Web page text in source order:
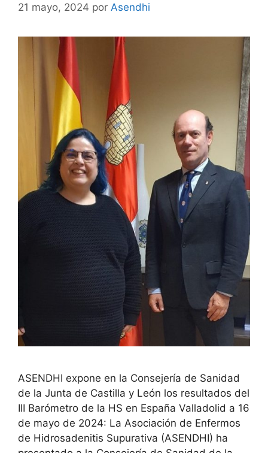
21 mayo, 2024 por Asendhi
ASENDHI expone en la Consejería de Sanidad
de la Junta de Castilla y León los resultados del
III Barómetro de la HS en España Valladolid a 16
de mayo de 2024: La Asociación de Enfermos
de Hidrosadenitis Supurativa (ASENDHI) ha